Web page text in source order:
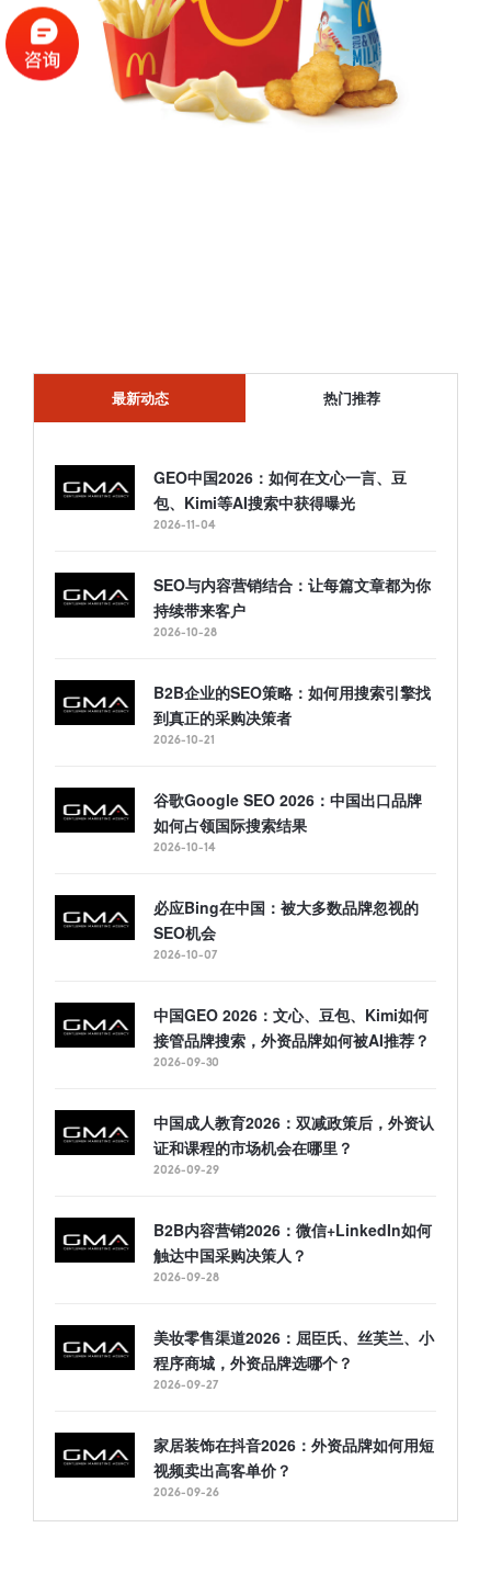
最新动态 热门推荐
GEO中国2026：如何在文心一言、豆
包、Kimi等AI搜索中获得曝光
2026-11-04
SEO与内容营销结合：让每篇文章都为你
持续带来客户
2026-10-28
B2B企业的SEO策略：如何用搜索引擎找
到真正的采购决策者
2026-10-21
谷歌Google SEO 2026：中国出口品牌
如何占领国际搜索结果
2026-10-14
必应Bing在中国：被大多数品牌忽视的
SEO机会
2026-10-07
中国GEO 2026：文心、豆包、Kimi如何
接管品牌搜索，外资品牌如何被AI推荐？
2026-09-30
中国成人教育2026：双减政策后，外资认
证和课程的市场机会在哪里？
2026-09-29
B2B内容营销2026：微信+LinkedIn如何
触达中国采购决策人？
2026-09-28
美妆零售渠道2026：屈臣氏、丝芙兰、小
程序商城，外资品牌选哪个？
2026-09-27
家居装饰在抖音2026：外资品牌如何用短
视频卖出高客单价？
2026-09-26